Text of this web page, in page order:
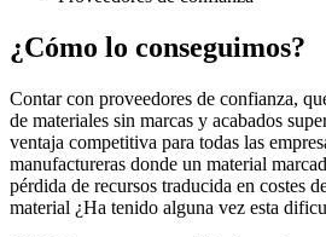
¿Cómo lo conseguimos?
Contar con proveedores de confianza,
de materiales sin marcas y acabados
ventaja competitiva para todas las
manufactureras donde un material
pérdida de recursos traducida en costes
material ¿Ha tenido alguna vez esta